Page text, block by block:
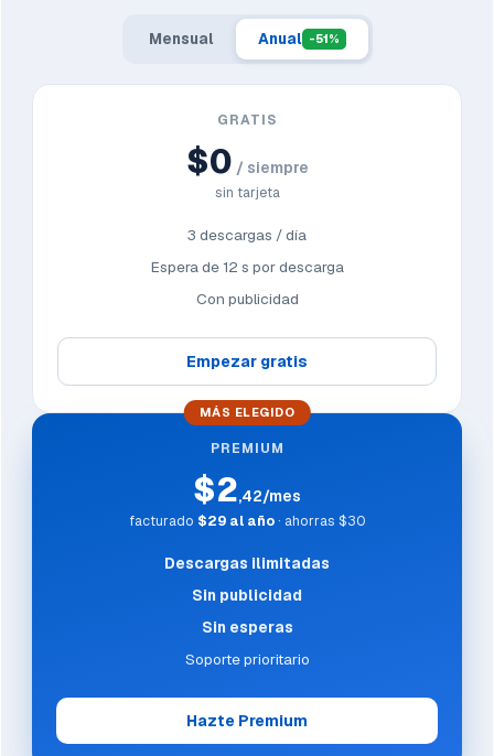
Mensual Anual -51%
GRATIS
$0 / siempre
sin tarjeta
3 descargas / día
Espera de 12 s por descarga
Con publicidad
Empezar gratis
MÁS ELEGIDO
PREMIUM
$2,42/mes
facturado $29 al año· ahorras $30
Descargas ilimitadas
Sin publicidad
Sin esperas
Soporte prioritario
Hazte Premium